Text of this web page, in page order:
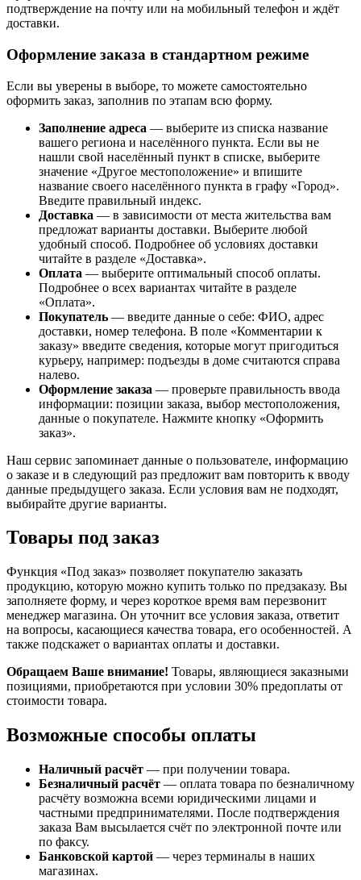
подтверждение на почту или на мобильный телефон и ждёт
доставки.
Оформление заказа в стандартном режиме
Если вы уверены в выборе, то можете самостоятельно
оформить заказ, заполнив по этапам всю форму.
Заполнение адреса — выберите из списка название
вашего региона и населённого пункта. Если вы не
нашли свой населённый пункт в списке, выберите
значение «Другое местоположение» и впишите
название своего населённого пункта в графу «Город».
Введите правильный индекс.
Доставка — в зависимости от места жительства вам
предложат варианты доставки. Выберите любой
удобный способ. Подробнее об условиях доставки
читайте в разделе «Доставка».
Оплата — выберите оптимальный способ оплаты.
Подробнее о всех вариантах читайте в разделе
«Оплата».
Покупатель — введите данные о себе: ФИО, адрес
доставки, номер телефона. В поле «Комментарии к
заказу» введите сведения, которые могут пригодиться
курьеру, например: подъезды в доме считаются справа
налево.
Оформление заказа — проверьте правильность ввода
информации: позиции заказа, выбор местоположения,
данные о покупателе. Нажмите кнопку «Оформить
заказ».
Наш сервис запоминает данные о пользователе, информацию
о заказе и в следующий раз предложит вам повторить к вводу
данные предыдущего заказа. Если условия вам не подходят,
выбирайте другие варианты.
Товары под заказ
Функция «Под заказ» позволяет покупателю заказать
продукцию, которую можно купить только по предзаказу. Вы
заполняете форму, и через короткое время вам перезвонит
менеджер магазина. Он уточнит все условия заказа, ответит
на вопросы, касающиеся качества товара, его особенностей. А
также подскажет о вариантах оплаты и доставки.
Обращаем Ваше внимание! Товары, являющиеся заказными
позициями, приобретаются при условии 30% предоплаты от
стоимости товара.
Возможные способы оплаты
Наличный расчёт — при получении товара.
Безналичный расчёт — оплата товара по безналичному
расчёту возможна всеми юридическими лицами и
частными предпринимателями. После подтверждения
заказа Вам высылается счёт по электронной почте или
по факсу.
Банковской картой — через терминалы в наших
магазинах.